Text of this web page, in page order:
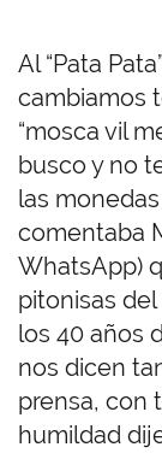
Al “Pata
cambiamos
“mosca vil
busco y no
las
comentaba
WhatsApp)
pitonisas
los 40 años
nos dicen
prensa, con
humildad